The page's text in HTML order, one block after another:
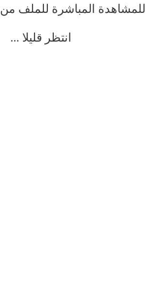
للمشاهدة المباشرة للملف من
انتظر قليلا ...